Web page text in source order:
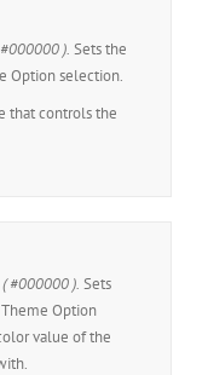
). Sets the
Option selection.
that controls the
( #000000 ). Sets
Option
value of the